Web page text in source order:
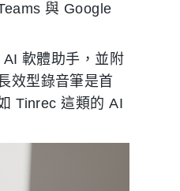
與 Google
軟體助手，並附
效型錄音筆是首
Tinrec 這類的 AI